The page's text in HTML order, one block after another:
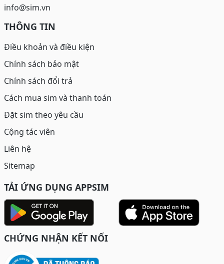
info@sim.vn
THÔNG TIN
Điều khoản và điều kiện
Chính sách bảo mật
Chính sách đổi trả
Cách mua sim và thanh toán
Đặt sim theo yêu cầu
Cộng tác viên
Liên hệ
Sitemap
TẢI ỨNG DỤNG APPSIM
CHỨNG NHẬN KẾT NỐI